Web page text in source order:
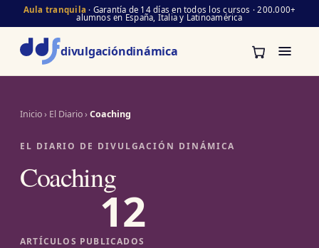
Aula tranquila · Garantía de 14 días en todos los cursos · 200.000+
alumnos en España, Italia y Latinoamérica
divulgacióndinámica
Inicio› El Diario›Coaching
EL DIARIO DE DIVULGACIÓN DINÁMICA
Coaching
12
ARTÍCULOS PUBLICADOS